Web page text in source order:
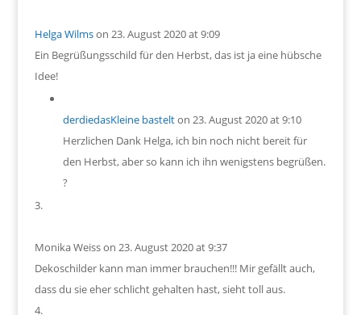
Helga Wilmson 23. August 2020 at 9:09
Ein Begrüßungsschild für den Herbst, das ist ja eine hübsche
Idee!
derdiedasKleine bastelton 23. August 2020 at 9:10
Herzlichen Dank Helga, ich bin noch nicht bereit für
den Herbst, aber so kann ich ihn wenigstens begrüßen.
?
Monika Weisson 23. August 2020 at 9:37
Dekoschilder kann man immer brauchen!!! Mir gefällt auch,
dass du sie eher schlicht gehalten hast, sieht toll aus.